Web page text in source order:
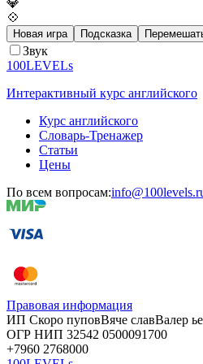
💎
💠
Новая игра Подсказка
Звук
100LEVELs
Интерактивный курс английского
Курс английского
Словарь-Тренажер
Статьи
Цены
По всем вопросам:
Правовая информация
ИП Скоро пуповВяче славВалер
ОГР НИП 32542 0500091700
+7960 2768000